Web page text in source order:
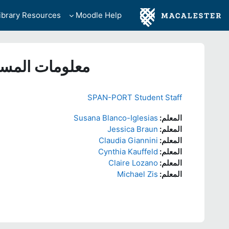
Moodle Help
Resources
معلومات
SPAN-PORT Student Staff
المعلم: Susana Blanco-Iglesias
المعلم: Jessica Braun
المعلم: Claudia Giannini
المعلم: Cynthia Kauffeld
المعلم: Claire Lozano
المعلم: Michael Zis